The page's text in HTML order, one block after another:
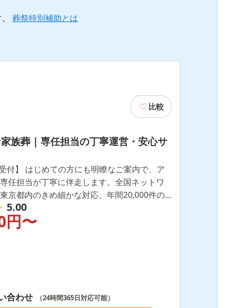
葬祭特別補助とは
比較
族葬 | 専任担当の丁寧運営・安心サ
付】 はじめての方にも明瞭なご案内で、ア
任担当が丁寧に伴走します。全国ネットワ
京都内のきめ細かな対応、年間20,000件の
られた品質。葬儀形式に柔軟対応。CM放映
。
5.00
円〜
合わせ （24時間365日対応可能）